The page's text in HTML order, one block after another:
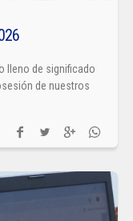
lleno de significado
de nuestros